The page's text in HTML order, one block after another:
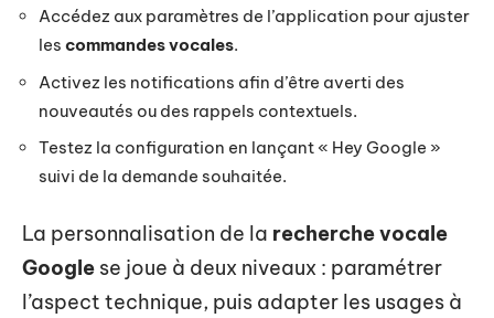
Accédez aux paramètres de l’application pour ajuster
les commandes vocales.
Activez les notifications afin d’être averti des
nouveautés ou des rappels contextuels.
Testez la configuration en lançant « Hey Google »
suivi de la demande souhaitée.
La personnalisation de la recherche vocale
Google se joue à deux niveaux : paramétrer
l’aspect technique, puis adapter les usages à